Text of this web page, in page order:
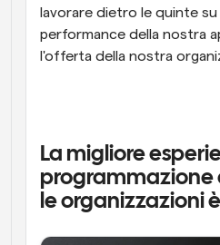
Link di Gruppo Dinamico
Prenota senza sforzo
lavorare dietro le quinte
performance della nostra
l'offerta della nostra
La migliore
programmazione
le organizzazioni